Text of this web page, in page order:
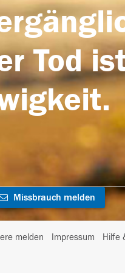
Tod
Missbrauch melden
melden Impressum Hilfe